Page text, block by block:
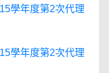
學年度第2次代理
學年度第2次代理